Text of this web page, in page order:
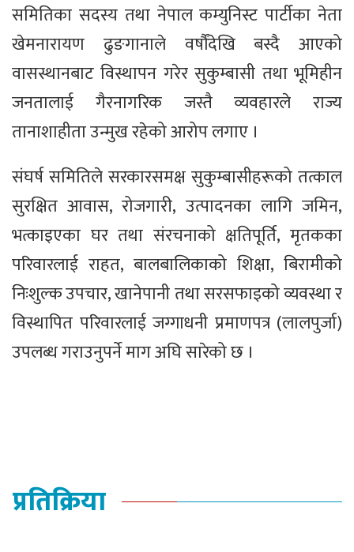
समितिका सदस्य तथा नेपाल कम्युनिस्ट पार्टीका नेता
खेमनारायण ढुङगानाले वर्षौंदेखि बस्दै आएको
वासस्थानबाट विस्थापन गरेर सुकुम्बासी तथा भूमिहीन
जनतालाई गैरनागरिक जस्तै व्यवहारले राज्य
तानाशाहीता उन्मुख रहेको आरोप लगाए ।
संघर्ष समितिले सरकारसमक्ष सुकुम्बासीहरूको तत्काल
सुरक्षित आवास, रोजगारी, उत्पादनका लागि जमिन,
भत्काइएका घर तथा संरचनाको क्षतिपूर्ति, मृतकका
परिवारलाई राहत, बालबालिकाको शिक्षा, बिरामीको
निःशुल्क उपचार, खानेपानी तथा सरसफाइको व्यवस्था र
विस्थापित परिवारलाई जग्गाधनी प्रमाणपत्र (लालपुर्जा)
उपलब्ध गराउनुपर्ने माग अघि सारेको छ ।
प्रतिक्रिया